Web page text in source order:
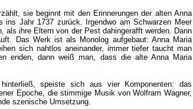
sie beginnt mit den Erinnerungen der alten Anna
ins Jahr 1737 zurück. Irgendwo am Schwarzen Meer
als ihre Eltern von der Pest dahingerafft werden. Dann
Das Werk ist als Monolog aufgebaut: Anna Maria
sich nahtlos aneinander, immer tiefer taucht man
enden, dann weiß man, dass die alte Anna Maria
speiste sich aus vier Komponenten: das
Epoche, die stimmige Musik von Wolfram Wagner,
szenische Umsetzung.